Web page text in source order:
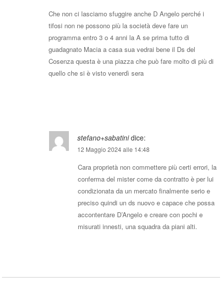
Che non ci lasciamo sfuggire anche D Angelo perché i
tifosi non ne possono più la società deve fare un
programma entro 3 o 4 anni la A se prima tutto di
guadagnato Macia a casa sua vedrai bene il Ds del
Cosenza questa è una piazza che può fare molto di più di
quello che si è visto venerdì sera
stefano+sabatini dice:
12 Maggio 2024 alle 14:48
Cara proprietà non commettere più certi errori, la
conferma del mister come da contratto è per lui
condizionata da un mercato finalmente serio e
preciso quindi un ds nuovo e capace che possa
accontentare D’Angelo e creare con pochi e
misurati innesti, una squadra da piani alti.